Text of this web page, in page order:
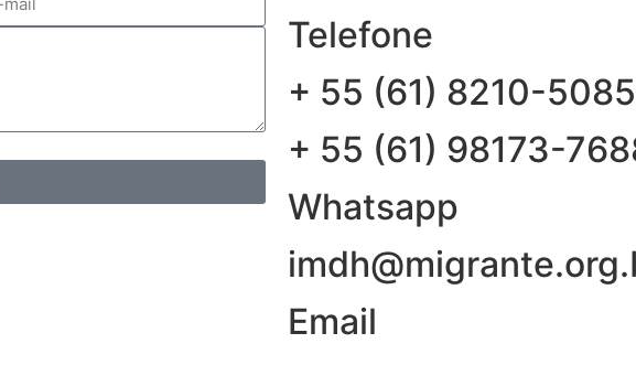
Telefone
+ 55 (61) 8210-5085
+ 55 (61) 98173-
Whatsapp
Email